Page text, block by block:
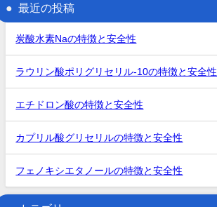
最近の投稿
炭酸水素Naの特徴と安全性
ラウリン酸ポリグリセリル-10の特徴と安全性
エチドロン酸の特徴と安全性
カプリル酸グリセリルの特徴と安全性
フェノキシエタノールの特徴と安全性